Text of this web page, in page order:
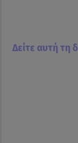
Δείτε αυτή τη